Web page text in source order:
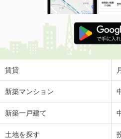
賃貸
新築マンション
新築一戸建て
土地を探す